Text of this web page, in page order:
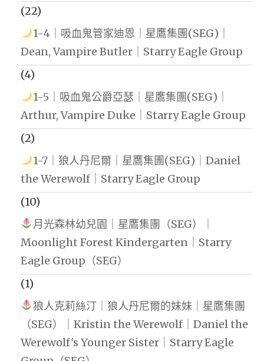
(22)
1-4｜吸血鬼管家迪恩｜星鷹集團(SEG)｜
Dean, Vampire Butler｜Starry Eagle Group
(4)
1-5｜吸血鬼公爵亞瑟｜星鷹集團(SEG)｜
Arthur, Vampire Duke｜Starry Eagle Group
(2)
1-7｜狼人丹尼爾｜星鷹集團(SEG)｜Daniel
the Werewolf｜Starry Eagle Group
(10)
月光森林幼兒園｜星鷹集團（SEG）｜
Moonlight Forest Kindergarten｜Starry
Eagle Group（SEG）
(1)
狼人克莉絲汀｜狼人丹尼爾的妹妹｜星鷹集團
（SEG）｜Kristin the Werewolf｜Daniel the
Werewolf's Younger Sister｜Starry Eagle